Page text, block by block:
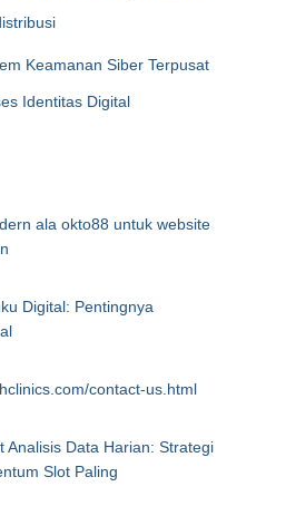
Keamanan Siber Terpusat
Identitas Digital
ala okto88 untuk website
Digital: Pentingnya
contact-us.html
Analisis Data Harian: Strategi
Slot Paling